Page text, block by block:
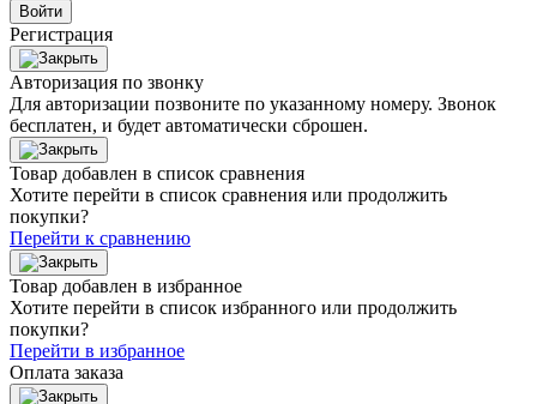
Войти
Регистрация
Авторизация по звонку
Для авторизации позвоните по указанному номеру. Звонок
бесплатен, и будет автоматически сброшен.
Товар добавлен в список сравнения
Хотите перейти в список сравнения или продолжить
покупки?
Перейти к сравнению
Товар добавлен в избранное
Хотите перейти в список избранного или продолжить
покупки?
Перейти в избранное
Оплата заказа